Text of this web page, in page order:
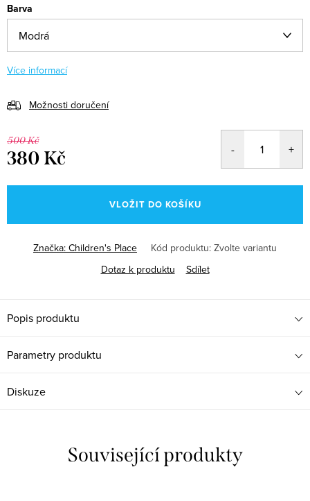
Barva
Více informací
Možnosti doručení
500 Kč
380 Kč
cena:
VLOŽIT DO KOŠÍKU
Značka: Children's Place Kód produktu: Zvolte variantu
Dotaz k produktu
Sdílet
Popis produktu
Parametry produktu
Diskuze
Související produkty